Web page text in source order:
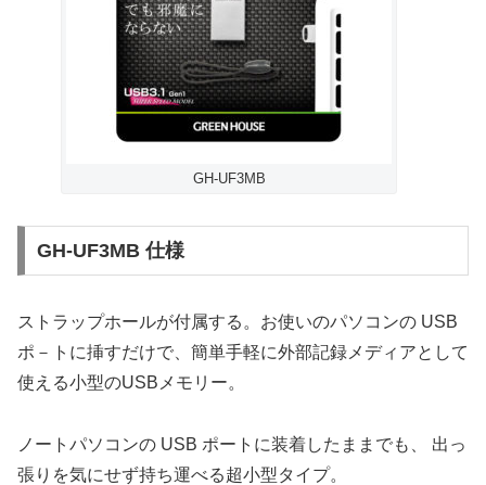
GH-UF3MB
GH-UF3MB 仕様
ストラップホールが付属する。お使いのパソコンの USB
ポ－トに挿すだけで、簡単手軽に外部記録メディアとして
使える小型のUSBメモリー。
ノートパソコンの USB ポートに装着したままでも、 出っ
張りを気にせず持ち運べる超小型タイプ。